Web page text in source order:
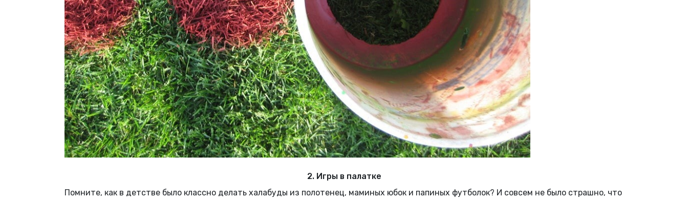
2. Игры в палатке
Помните, как в детстве было классно делать халабуды из полотенец, маминых юбок и папиных футболок? И совсем не было страшно, что